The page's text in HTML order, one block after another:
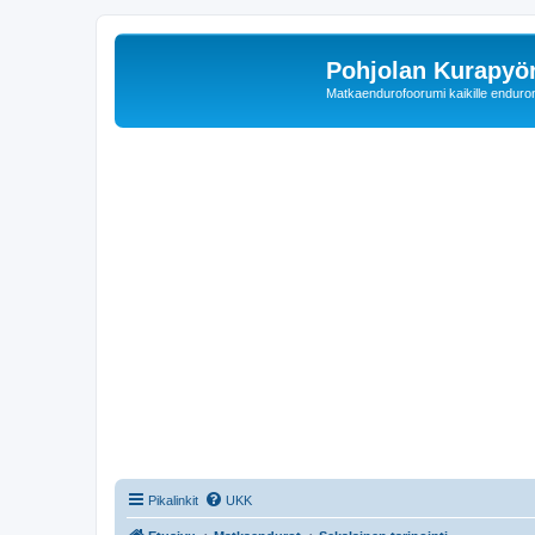
Pohjolan
Matkaendurofoorumi kaikille
Pikalinkit UKK